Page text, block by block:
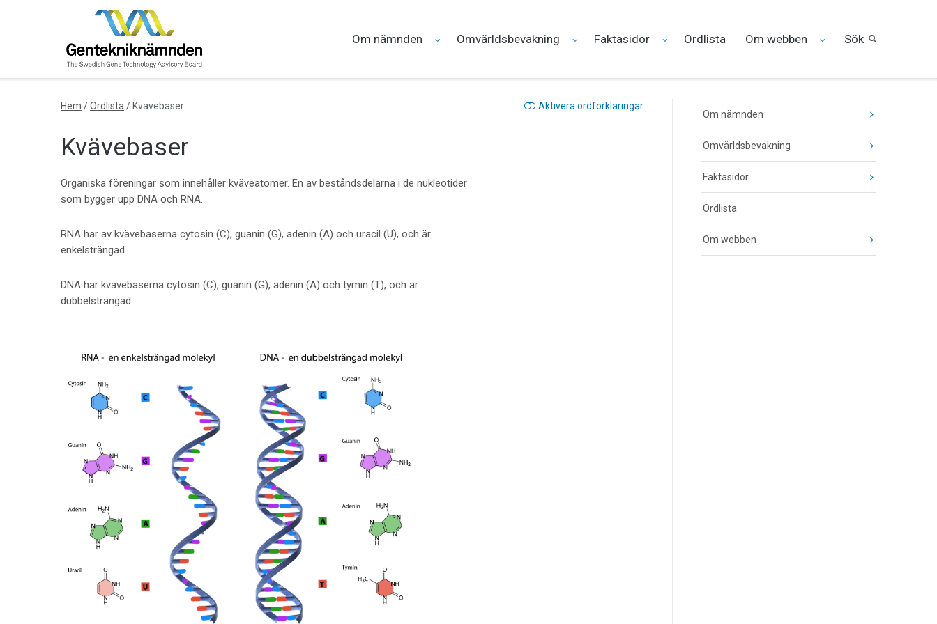
Om nämnden Omvärldsbevakning Faktasidor Ordlista Om webben Sök
Hem /Ordlista / Kvävebaser Aktivera ordförklaringar
Kvävebaser
Organiska föreningar som innehåller kväveatomer. En av beståndsdelarna i de nukleotider
som bygger upp DNA och RNA.
RNA har av kvävebaserna cytosin (C), guanin (G), adenin (A) och uracil (U), och är
enkelsträngad.
DNA har kvävebaserna cytosin (C), guanin (G), adenin (A) och tymin (T), och är
dubbelsträngad.
Om nämnden
Omvärldsbevakning
Faktasidor
Ordlista
Om webben